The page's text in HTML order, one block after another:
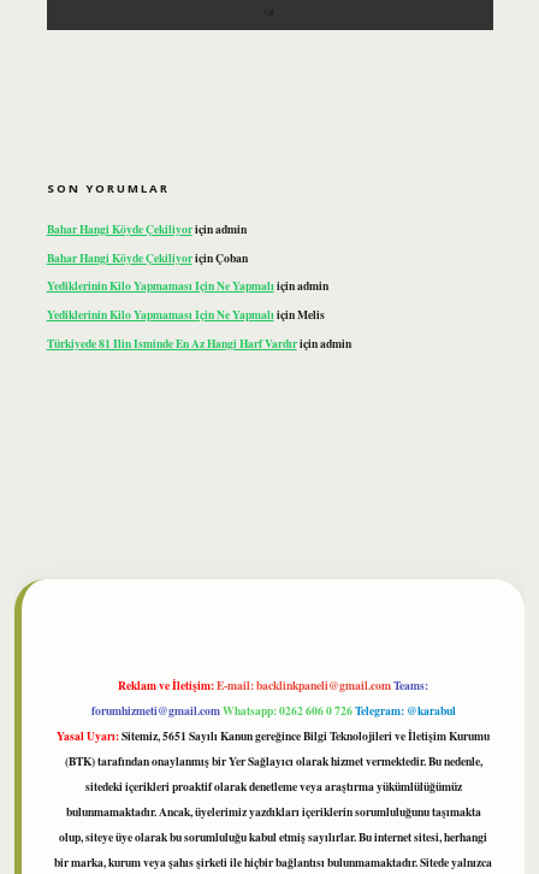
SON YORUMLAR
Bahar Hangi Köyde Çekiliyoriçinadmin
Bahar Hangi Köyde ÇekiliyoriçinÇoban
Yediklerinin Kilo Yapmaması Için Ne Yapmalıiçinadmin
Yediklerinin Kilo Yapmaması Için Ne YapmalıiçinMelis
Türkiyede 81 Ilin Isminde En Az Hangi Harf Vardıriçinadmin
Reklam ve İletişim:E-mail:backlinkpaneli@gmail.comTeams:
forumhizmeti@gmail.comWhatsapp: 0262 606 0 726Telegram: @karabul
Yasal Uyarı:Sitemiz, 5651 Sayılı Kanun gereğince Bilgi Teknolojileri ve İletişim Kurumu
(BTK) tarafından onaylanmış bir Yer Sağlayıcı olarak hizmet vermektedir. Bu nedenle,
sitedeki içerikleri proaktif olarak denetleme veya araştırma yükümlülüğümüz
bulunmamaktadır. Ancak, üyelerimiz yazdıkları içeriklerin sorumluluğunu taşımakta
olup, siteye üye olarak bu sorumluluğu kabul etmiş sayılırlar. Bu internet sitesi, herhangi
bir marka, kurum veya şahıs şirketi ile hiçbir bağlantısı bulunmamaktadır. Sitede yalnızca